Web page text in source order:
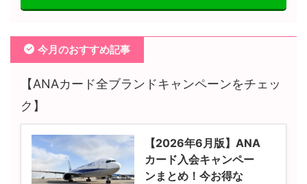
今月のおすすめ記事
【ANAカード全ブランドキャンペーンをチェッ
ク】
【2026年6月版】ANA
カード入会キャンペー
ンまとめ！今お得な